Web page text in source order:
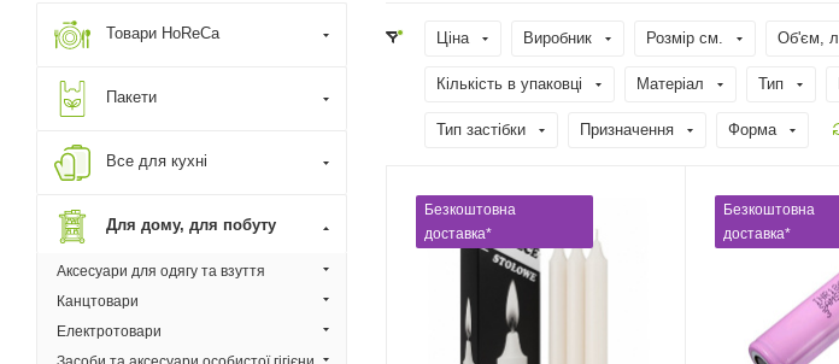
Ціна Виробник Розмір см. Об'єм, л
Кількість в упаковці Матеріал Тип
Тип застібки Призначення Форма
Безкоштовна
доставка*
Безкоштовна
доставка*
Товари HoReCa
Пакети
Все для кухні
Для дому, для побуту
Аксесуари для одягу та взуття
Канцтовари
Електротовари